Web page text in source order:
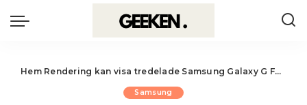
Hem Rendering kan visa tredelade Samsung Galaxy G Fold
Samsung